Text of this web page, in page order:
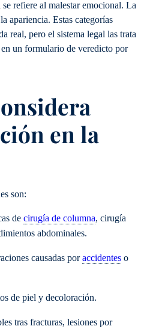
refiere al malestar emocional. La
apariencia. Estas categorías
real, pero el sistema legal las trata
un formulario de veredicto por
en la
son:
de cirugía de columna, cirugía
abdominales.
causadas poraccidentes o
de piel y decoloración.
tras fracturas, lesiones por